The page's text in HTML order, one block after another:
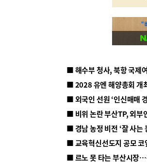
■ 해수부 청사, 북항 국제
■ 2028 유엔 해양총회 개
■ 외국인 선원 ‘인신매매
■ 비위 논란 부산TP, 외부
■ 르노 못 타는 부산시장…